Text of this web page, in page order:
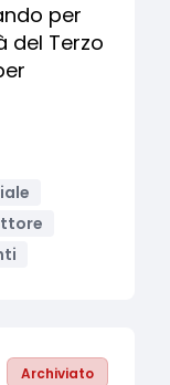
per
del Terzo
Archiviato